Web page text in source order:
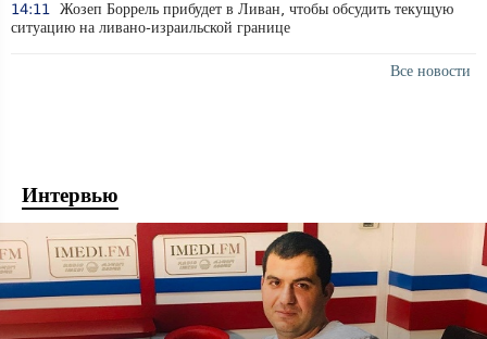
14:11 Жозеп Боррель прибудет в Ливан, чтобы обсудить текущую
ситуацию на ливано-израильской границе
Все новости
Интервью